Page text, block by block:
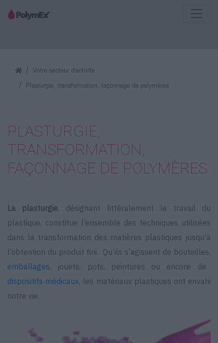
Votre secteur d'activite
Plasturgie, transformation, façonnage de polymères
PLASTURGIE,
TRANSFORMATION,
FAÇONNAGE DE POLYMÈRES
La plasturgie, désignant littéralement le travail du
plastique, constitue l’ensemble des techniques utilisées
dans la transformation des matières plastiques jusqu’à
l’obtention du produit fini. Qu’ils s’agissent de bouteilles,
emballages, jouets, pots, peintures ou encore de
dispositifs médicaux, les matériaux plastiques ont envahi
notre vie.